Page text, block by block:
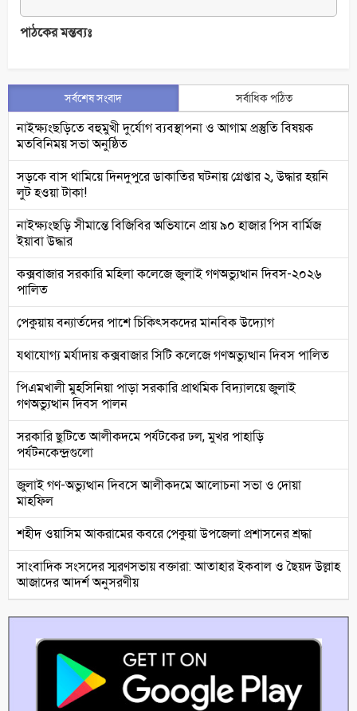
পাঠকের মন্তব্যঃ
সর্বশেষ সংবাদ সর্বাধিক পঠিত
নাইক্ষ্যংছড়িতে বহুমুখী দুর্যোগ ব্যবস্থাপনা ও আগাম প্রস্তুতি বিষয়ক
মতবিনিময় সভা অনুষ্ঠিত
সড়কে বাস থামিয়ে দিনদুপুরে ডাকাতির ঘটনায় গ্রেপ্তার ২, উদ্ধার হয়নি
লুট হওয়া টাকা!
নাইক্ষ্যংছড়ি সীমান্তে বিজিবির অভিযানে প্রায় ৯০ হাজার পিস বার্মিজ
ইয়াবা উদ্ধার
কক্সবাজার সরকারি মহিলা কলেজে জুলাই গণঅভ্যুত্থান দিবস-২০২৬
পালিত
পেকুয়ায় বন্যার্তদের পাশে চিকিৎসকদের মানবিক উদ্যোগ
যথাযোগ্য মর্যাদায় কক্সবাজার সিটি কলেজে গণঅভ্যুত্থান দিবস পালিত
পিএমখালী মুহসিনিয়া পাড়া সরকারি প্রাথমিক বিদ্যালয়ে জুলাই
গণঅভ্যুত্থান দিবস পালন
সরকারি ছুটিতে আলীকদমে পর্যটকের ঢল, মুখর পাহাড়ি
পর্যটনকেন্দ্রগুলো
জুলাই গণ-অভ্যুত্থান দিবসে আলীকদমে আলোচনা সভা ও দোয়া
মাহফিল
শহীদ ওয়াসিম আকরামের কবরে পেকুয়া উপজেলা প্রশাসনের শ্রদ্ধা
সাংবাদিক সংসদের স্মরণসভায় বক্তারা: আতাহার ইকবাল ও ছৈয়দ উল্লাহ
আজাদের আদর্শ অনুসরণীয়